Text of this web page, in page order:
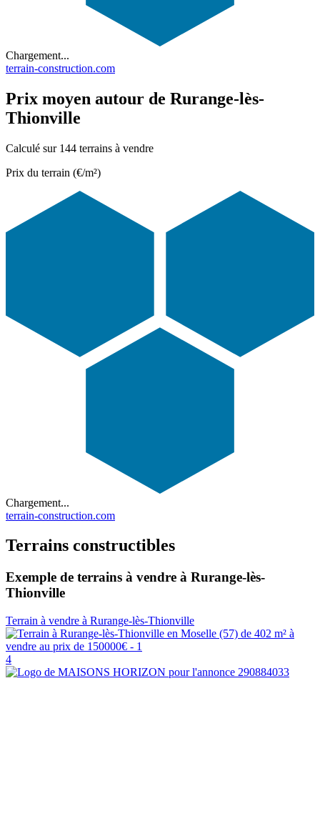
Chargement...
terrain-construction.com
Prix moyen autour de Rurange-lès-
Thionville
Calculé sur 144 terrains à vendre
Prix du terrain (€/m²)
Chargement...
terrain-construction.com
Terrains constructibles
Exemple de terrains à vendre à Rurange-lès-
Thionville
Terrain à vendre à Rurange-lès-Thionville
4